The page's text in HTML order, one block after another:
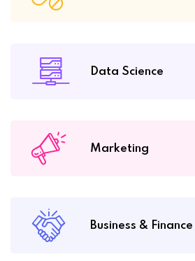
Data Science
Marketing
Business & Finance